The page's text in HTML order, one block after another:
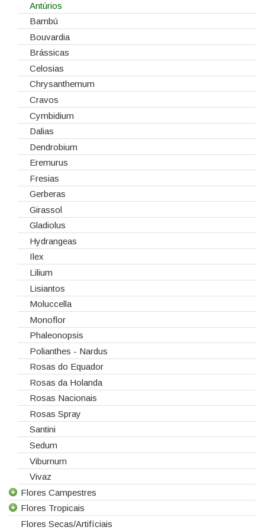
Esponjas
Estruturas
Fitas
Gaiolas
Lanternas
Madeiras
Spray
Tabuleiros/Bases
Telas/Tecidos
Vidros
Antúrios
Bambú
Bouvardia
Brássicas
Celosias
Chrysanthemum
Cravos
Cymbidium
Dalias
Dendrobium
Eremurus
Fresias
Gerberas
Girassol
Gladiolus
Hydrangeas
Ilex
Lilium
Lisiantos
Moluccella
Monoflor
Phaleonopsis
Polianthes - Nardus
Rosas do Equador
Rosas da Holanda
Rosas Nacionais
Rosas Spray
Santini
Sedum
Viburnum
Vivaz
Flores Campestres
Todas as Flores Campestres
Anigozanthos
Flores Tropicais
Todas as Flores Tropicais
Flores Secas/Artifíciais